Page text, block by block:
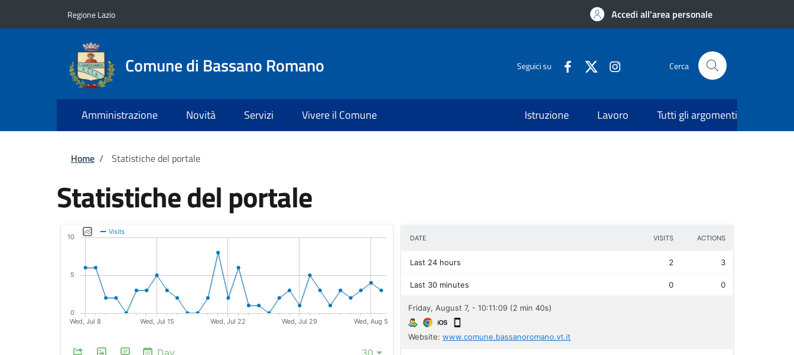
Regione Lazio Accedi all'area personale
Comune di Bassano Romano Seguici su Cerca
Amministrazione Novità Servizi Vivere il Comune Istruzione Lavoro Tutti gli argomenti
Briciole di pane
Home / Statistiche del portale
Statistiche del portale